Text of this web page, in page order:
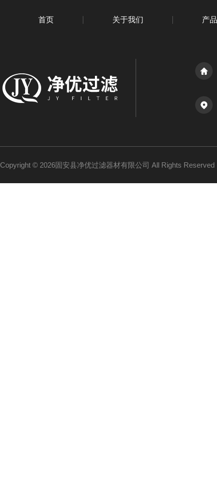
首页 关于我们 产
Copyright © 2026固安县净优过滤器材有限公司 All Rights